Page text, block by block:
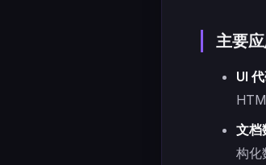
主要
UI
文档
构化